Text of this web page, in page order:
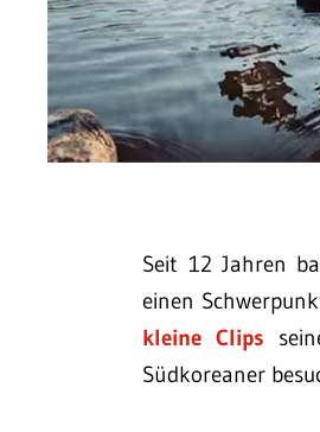
Seit 12 Jahren
einen
kleine Clips
Südkoreaner